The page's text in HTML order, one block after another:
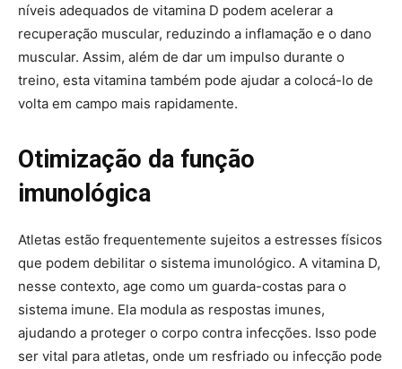
níveis adequados de vitamina D podem acelerar a
recuperação muscular, reduzindo a inflamação e o dano
muscular. Assim, além de dar um impulso durante o
treino, esta vitamina também pode ajudar a colocá-lo de
volta em campo mais rapidamente.
Otimização da função
imunológica
Atletas estão frequentemente sujeitos a estresses físicos
que podem debilitar o sistema imunológico. A vitamina D,
nesse contexto, age como um guarda-costas para o
sistema imune. Ela modula as respostas imunes,
ajudando a proteger o corpo contra infecções. Isso pode
ser vital para atletas, onde um resfriado ou infecção pode